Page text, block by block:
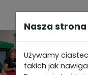
Nasza
Używamy
takich jak